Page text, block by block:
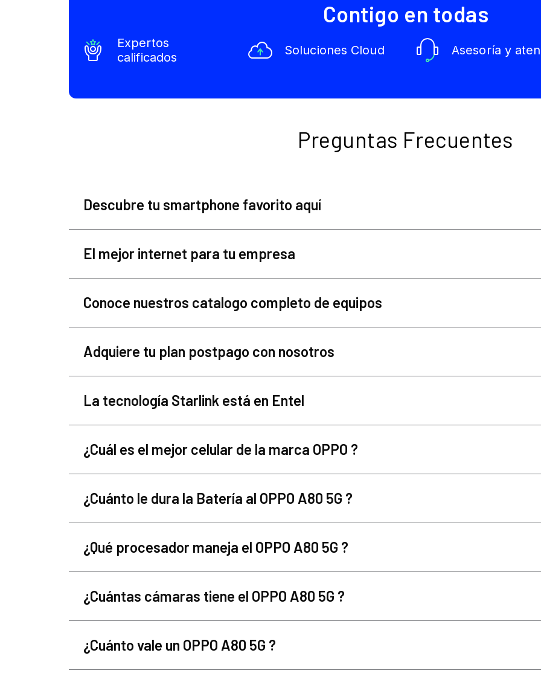
Contigo en todas
Expertos
calificados
Soluciones Cloud Asesoría y
Preguntas Frecuentes
Descubre tu smartphone favorito aquí
El mejor internet para tu empresa
Conoce nuestros catalogo completo de equipos
Adquiere tu plan postpago con nosotros
La tecnología Starlink está en Entel
¿Cuál es el mejor celular de la marca OPPO ?
¿Cuánto le dura la Batería al OPPO A80 5G ?
¿Qué procesador maneja el OPPO A80 5G ?
¿Cuántas cámaras tiene el OPPO A80 5G ?
¿Cuánto vale un OPPO A80 5G ?